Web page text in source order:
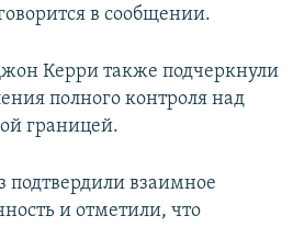
в сообщении.
Керри также подчеркнули
полного контроля над
границей.
подтвердили взаимное
и отметили, что